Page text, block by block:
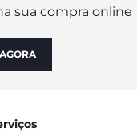
sua compra online